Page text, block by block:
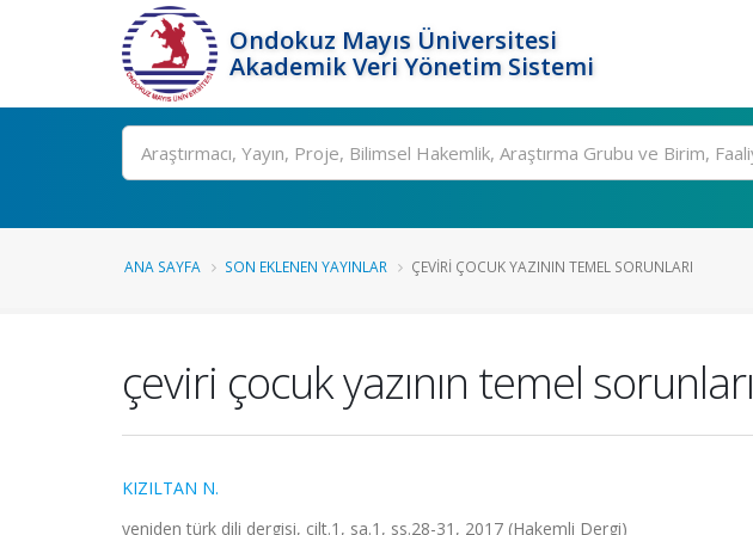
Ondokuz Mayıs Üniversitesi
Akademik Veri Yönetim Sistemi
Ara
ANA SAYFA SON EKLENEN YAYINLAR ÇEVIRI ÇOCUK YAZININ TEMEL SORUNLARI
çeviri çocuk yazının temel sorunları
KIZILTAN N.
yeniden türk dili dergisi, cilt.1, sa.1, ss.28-31, 2017 (Hakemli Dergi)